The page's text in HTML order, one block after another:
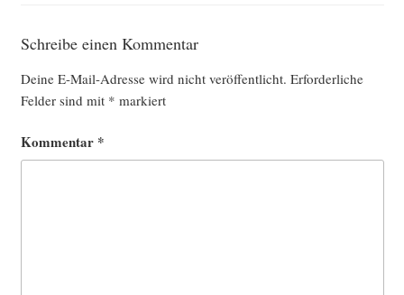
Schreibe einen Kommentar
Deine E-Mail-Adresse wird nicht veröffentlicht. Erforderliche
Felder sind mit * markiert
Kommentar *